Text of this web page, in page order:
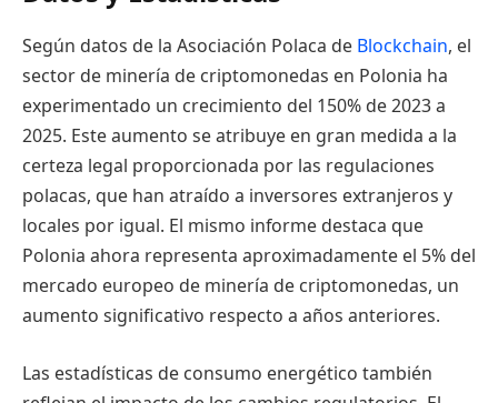
Según datos de la Asociación Polaca de Blockchain, el
sector de minería de criptomonedas en Polonia ha
experimentado un crecimiento del 150% de 2023 a
2025. Este aumento se atribuye en gran medida a la
certeza legal proporcionada por las regulaciones
polacas, que han atraído a inversores extranjeros y
locales por igual. El mismo informe destaca que
Polonia ahora representa aproximadamente el 5% del
mercado europeo de minería de criptomonedas, un
aumento significativo respecto a años anteriores.
Las estadísticas de consumo energético también